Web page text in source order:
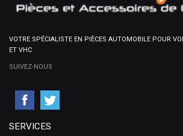
VOTRE SPÉCIALISTE EN PIÈCES AUTOMOBILE POUR
ET VHC
SUIVEZ-NOUS
SERVICES